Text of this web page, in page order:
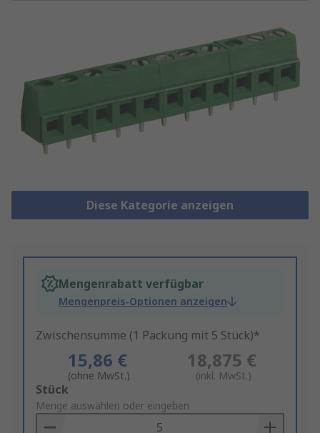
Diese Kategorie anzeigen
Mengenrabatt verfügbar
Mengenpreis-Optionen anzeigen
Zwischensumme (1 Packung mit 5 Stück)*
15,86 €
(ohne MwSt.)
18,875 €
(inkl. MwSt.)
Add
to
Basket
Stück
Menge auswählen oder eingeben